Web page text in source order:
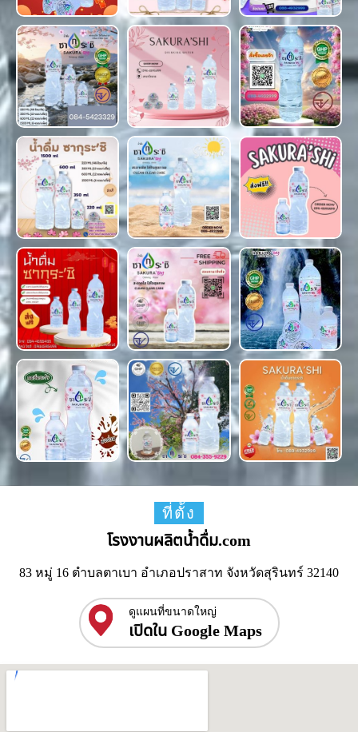
ที่ตั้ง
โรงงานผลิตน้ำดื่ม.com
83 หมู่ 16 ตำบลตาเบา อำเภอปราสาท จังหวัดสุรินทร์ 32140
ดูแผนที่ขนาดใหญ่
เปิดใน Google Maps